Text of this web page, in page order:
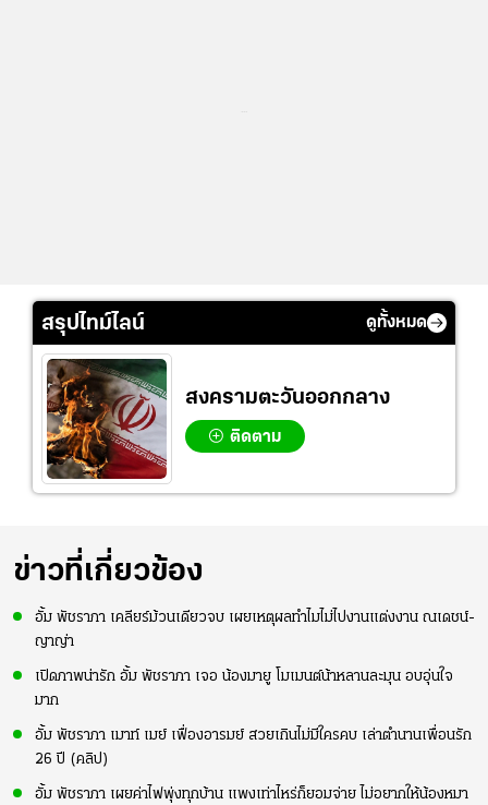
สรุปไทม์ไลน์ ดูทั้งหมด
สงครามตะวันออกกลาง
ติดตาม
ข่าวที่เกี่ยวข้อง
อั้ม พัชราภา เคลียร์ม้วนเดียวจบ เผยเหตุผลทำไมไม่ไปงานแต่งงาน ณเดชน์-
ญาญ่า
เปิดภาพน่ารัก อั้ม พัชราภา เจอ น้องมายู โมเมนต์น้าหลานละมุน อบอุ่นใจ
มาก
อั้ม พัชราภา เมาท์ เมย์ เฟื่องอารมย์ สวยเกินไม่มีใครคบ เล่าตำนานเพื่อนรัก
26 ปี (คลิป)
อั้ม พัชราภา เผยค่าไฟพุ่งทุกบ้าน แพงเท่าไหร่ก็ยอมจ่าย ไม่อยากให้น้องหมา